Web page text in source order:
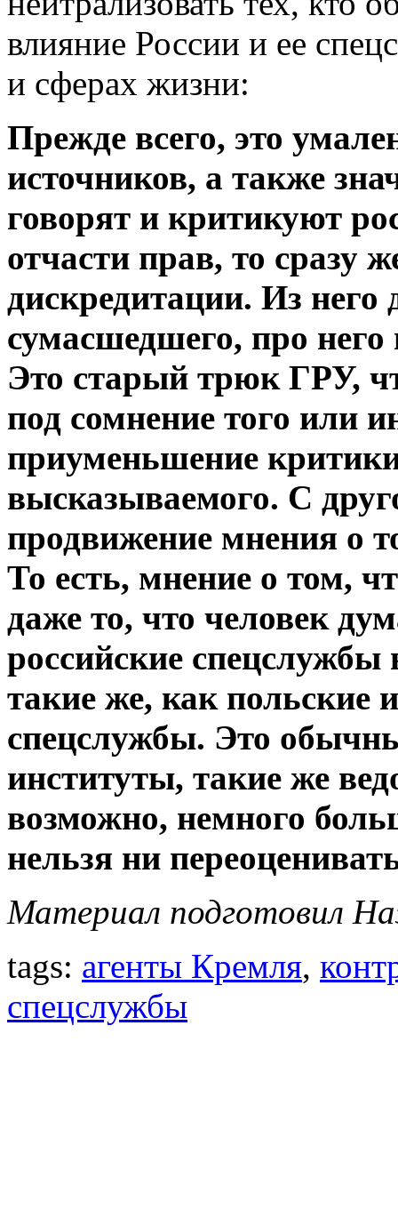
влияние России и ее
и сферах жизни:
Прежде всего, это
источников, а также
говорят и критикуют
отчасти прав, то сразу
дискредитации. Из него
сумасшедшего, про
Это старый трюк ГРУ,
под сомнение того или
приуменьшение
высказываемого. С
продвижение мнения о
То есть, мнение о том,
даже то, что человек
российские спецслужбы
такие же, как польские
спецслужбы. Это
институты, такие же
возможно, немного
нельзя ни
Материал подготовил
tags: агенты Кремля,
спецслужбы